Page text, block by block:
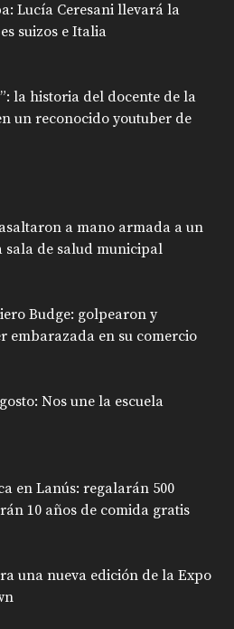
Lucía Ceresani llevará la
suizos e Italia
la historia del docente de la
un reconocido youtuber de
a mano armada a un
de salud municipal
Budge: golpearon y
embarazada en su comercio
Nos une la escuela
en Lanús: regalarán 500
10 años de comida gratis
una nueva edición de la Expo